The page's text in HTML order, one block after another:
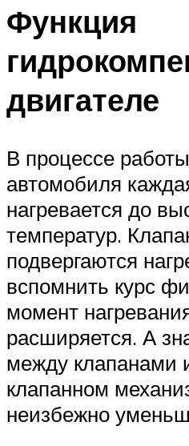
Функция
двигателе
В процессе
автомобиля
нагревается до
температур.
подвергаются
вспомнить курс
момент
расширяется. А
между клапанами
клапанном
неизбежно